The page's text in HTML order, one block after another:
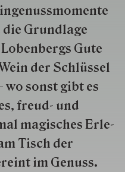
die Grund­lage
Gute
der Schlüs­sel
wo sonst gibt es
freud- und
ma­gisch­es Er­le­
Tisch der
im Genuss.